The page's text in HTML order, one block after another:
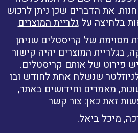
חנות. את הדברים שכן ניתן לרכוש
בלחיצה עלגלריית המוצרים
מסוימת של קריסטלים שניתן
בגלריית המוצרים יהיה קישור
פירוט של אותם קריסטלים.
שנשלח אחת לחודש ובו
מאמרים וחידושים באתר,
זאת כאן:צור קשר
מיכל ביאל.